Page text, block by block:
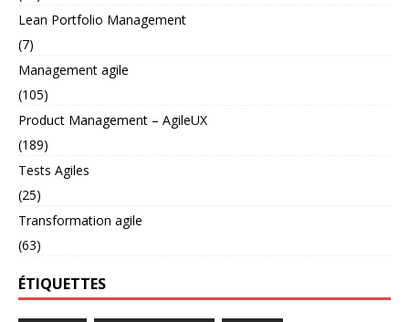
Lean Portfolio Management
(7)
Management agile
(105)
Product Management – AgileUX
(189)
Tests Agiles
(25)
Transformation agile
(63)
ÉTIQUETTES